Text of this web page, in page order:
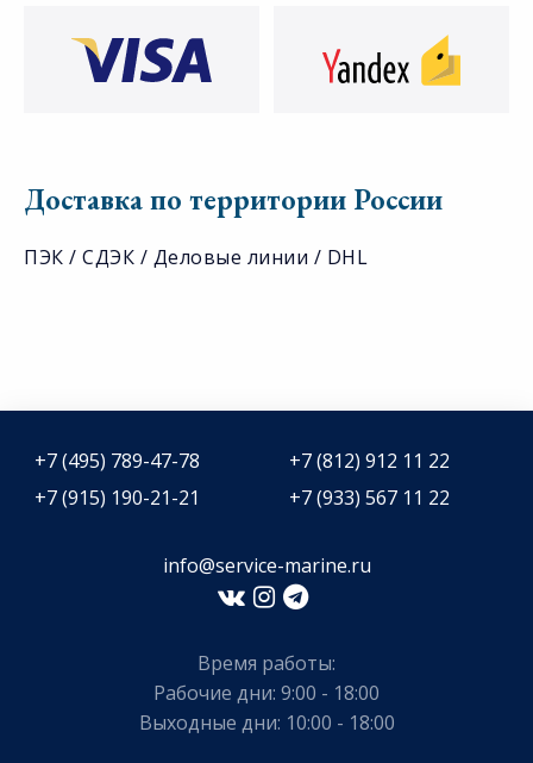
Доставка по территории России
ПЭК / СДЭК / Деловые линии / DHL
+7 (495) 789-47-78
+7 (812) 912 11 22
+7 (915) 190-21-21
+7 (933) 567 11 22
info@service-marine.ru​​
Время работы:
Рабочие дни: 9:00 - 18:00
Выходные дни: 10:00 - 18:00